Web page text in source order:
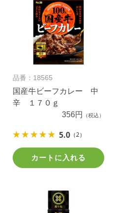
品番：18565
国産牛ビーフカレー 中
辛 １７０ｇ
356円
（税込）
5.0 （2）
カートに入れる